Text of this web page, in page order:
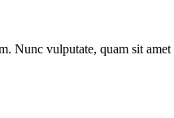
Nunc vulputate, quam sit